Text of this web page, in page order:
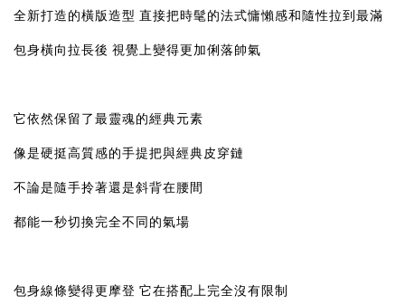
全新打造的橫版造型 直接把時髦的法式慵懶感和隨性拉到最滿
包身橫向拉長後 視覺上變得更加俐落帥氣
它依然保留了最靈魂的經典元素
像是硬挺高質感的手提把與經典皮穿鏈
不論是隨手拎著還是斜背在腰間
都能一秒切換完全不同的氣場
包身線條變得更摩登 它在搭配上完全沒有限制